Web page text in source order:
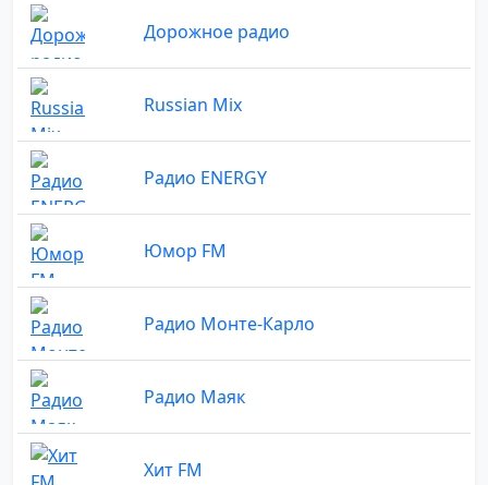
Дорожное радио
Russian Mix
Радио ENERGY
Юмор FM
Радио Монте-Карло
Радио Маяк
Хит FM